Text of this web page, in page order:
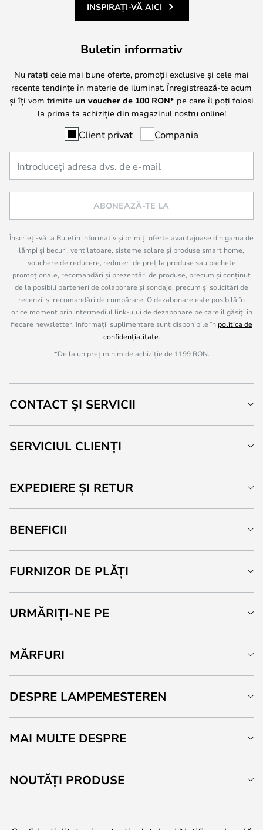
INSPIRAȚI-VĂ AICI
Buletin informativ
Nu ratați cele mai bune oferte, promoții exclusive și cele mai
recente tendințe în materie de iluminat. Înregistrează-te acum
și îți vom trimite un voucher de 100 RON* pe care îl poți folosi
la prima ta achiziție din magazinul nostru online!
Client privat Compania
ABONEAZĂ-TE LA
Înscrieți-vă la Buletin informativ și primiți oferte avantajoase din gama de
lămpi și becuri, ventilatoare, sisteme solare și produse smart home,
vouchere de reducere, reduceri de preț la produse sau pachete
promoționale, recomandări și prezentări de produse, precum și conținut
de la posibili parteneri de colaborare și sondaje, precum și solicitări de
recenzii și recomandări de cumpărare. O dezabonare este posibilă în
orice moment prin intermediul link-ului de dezabonare pe care îl găsiți în
fiecare newsletter. Informații suplimentare sunt disponibile în politica de
confidențialitate.
*De la un preț minim de achiziție de 1199 RON.
CONTACT ȘI SERVICII
SERVICIUL CLIENȚI
EXPEDIERE ȘI RETUR
BENEFICII
FURNIZOR DE PLĂȚI
URMĂRIȚI-NE PE
MĂRFURI
DESPRE LAMPEMESTEREN
MAI MULTE DESPRE
NOUTĂȚI PRODUSE